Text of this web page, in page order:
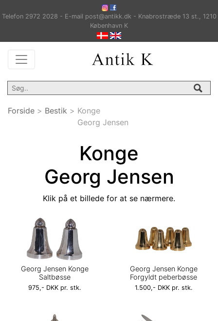
Telefon 2972 2028 - E-mail post@antikk.dk - Knabrostræde 13 st., 1210
København K
Forside > Bestik > Konge
Georg Jensen
Konge
Georg Jensen
Klik på et billede for at se nærmere.
Georg Jensen Konge
Saltbøsse
975,- DKK pr. stk.
Georg Jensen Konge
Forgyldt peberbøsse
1.500,- DKK pr. stk.